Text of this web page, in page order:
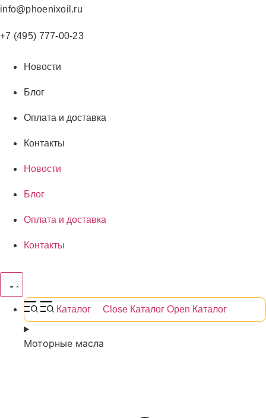
Перейти
содержимому
info@phoenixoil.ru
+7 (495) 777-00-23
Новости
Блог
Оплата и доставка
Контакты
Новости
Блог
Оплата и доставка
Контакты
Каталог Close Каталог Open Каталог
Моторные масла